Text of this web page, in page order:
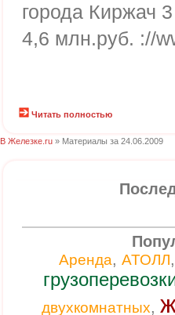
города Киржач
4,6 млн.руб. ://
Читать полностью
В Железке.ru » Материалы за 24.06.2009
Аренда, АТОЛЛ
двухкомнатных,